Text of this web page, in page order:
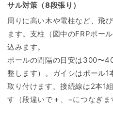
サル対策（8段張り）
周りに高い木や電柱など、飛
ます。支柱（図中のFRPポー
込みます。
ポールの間隔の目安は300〜
整します）。ガイシはポール
取り付けます。接続線は2本1
す（段違いで＋、−につなぎま